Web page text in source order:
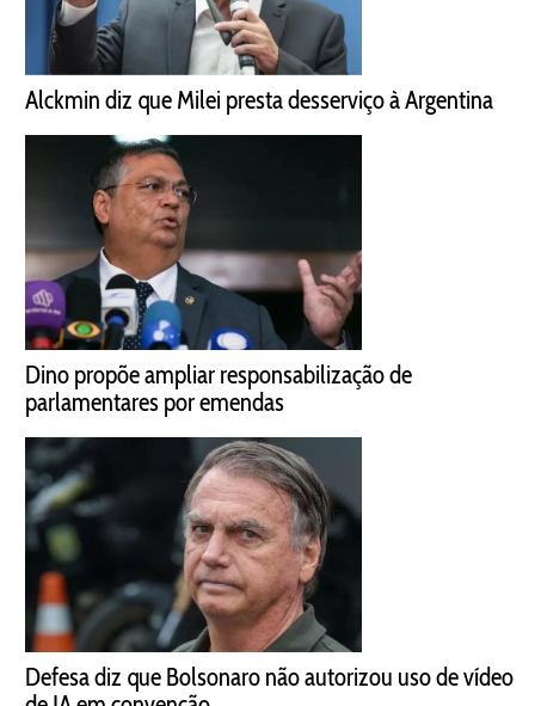
Alckmin diz que Milei presta desserviço à Argentina
Dino propõe ampliar responsabilização de
parlamentares por emendas
Defesa diz que Bolsonaro não autorizou uso de vídeo